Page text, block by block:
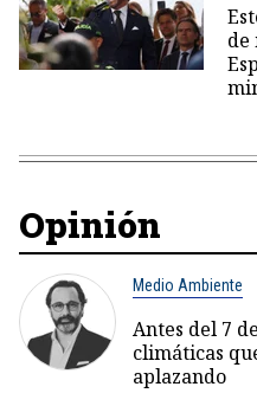
de
Opinión
Medio Ambiente
Antes del 7
climáticas
aplazando